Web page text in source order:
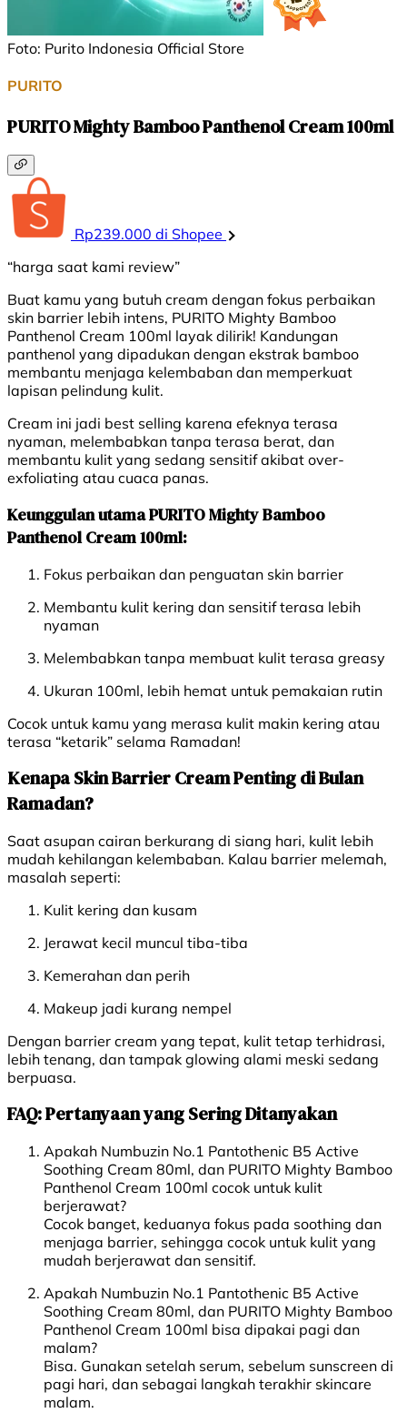
Foto: Purito Indonesia Official Store
PURITO
PURITO Mighty Bamboo Panthenol Cream 100ml
Rp239.000 di Shopee
“harga saat kami review”
Buat kamu yang butuh cream dengan fokus perbaikan
skin barrier lebih intens, PURITO Mighty Bamboo
Panthenol Cream 100ml layak dilirik! Kandungan
panthenol yang dipadukan dengan ekstrak bamboo
membantu menjaga kelembaban dan memperkuat
lapisan pelindung kulit.
Cream ini jadi best selling karena efeknya terasa
nyaman, melembabkan tanpa terasa berat, dan
membantu kulit yang sedang sensitif akibat over-
exfoliating atau cuaca panas.
Keunggulan utama PURITO Mighty Bamboo
Panthenol Cream 100ml:
Fokus perbaikan dan penguatan skin barrier
Membantu kulit kering dan sensitif terasa lebih
nyaman
Melembabkan tanpa membuat kulit terasa greasy
Ukuran 100ml, lebih hemat untuk pemakaian rutin
Cocok untuk kamu yang merasa kulit makin kering atau
terasa “ketarik” selama Ramadan!
Kenapa Skin Barrier Cream Penting di Bulan
Ramadan?
Saat asupan cairan berkurang di siang hari, kulit lebih
mudah kehilangan kelembaban. Kalau barrier melemah,
masalah seperti:
Kulit kering dan kusam
Jerawat kecil muncul tiba-tiba
Kemerahan dan perih
Makeup jadi kurang nempel
Dengan barrier cream yang tepat, kulit tetap terhidrasi,
lebih tenang, dan tampak glowing alami meski sedang
berpuasa.
FAQ: Pertanyaan yang Sering Ditanyakan
Apakah Numbuzin No.1 Pantothenic B5 Active
Soothing Cream 80ml, dan PURITO Mighty Bamboo
Panthenol Cream 100ml cocok untuk kulit
berjerawat?
Cocok banget, keduanya fokus pada soothing dan
menjaga barrier, sehingga cocok untuk kulit yang
mudah berjerawat dan sensitif.
Apakah Numbuzin No.1 Pantothenic B5 Active
Soothing Cream 80ml, dan PURITO Mighty Bamboo
Panthenol Cream 100ml bisa dipakai pagi dan
malam?
Bisa. Gunakan setelah serum, sebelum sunscreen di
pagi hari, dan sebagai langkah terakhir skincare
malam.